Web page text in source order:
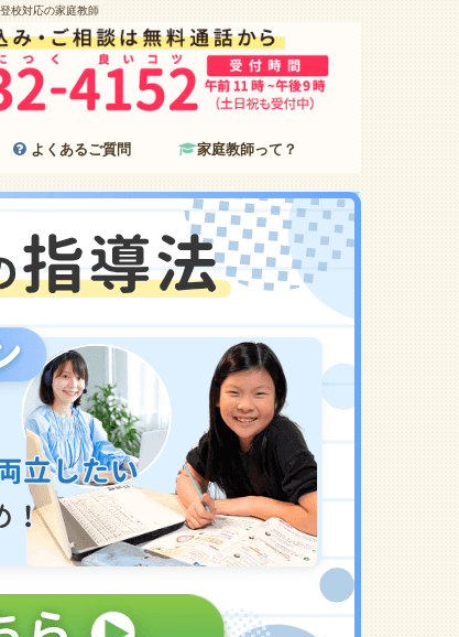
校対応の家庭教師
よくあるご質問 家庭教師って？